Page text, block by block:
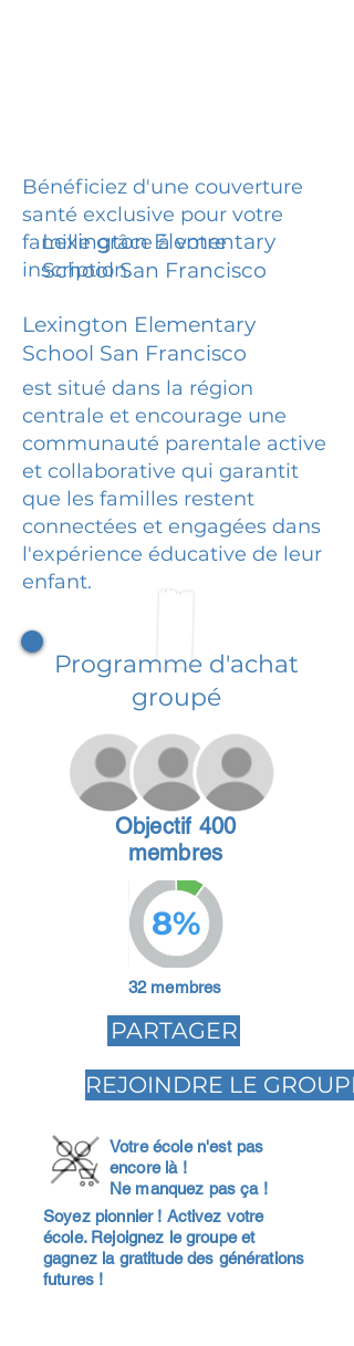
Bénéficiez d'une couverture
santé exclusive pour votre
famille grâce à votre
inscription.
Lexington Elementary
School San Francisco
Lexington Elementary
School San Francisco
est situé dans la région
centrale et encourage une
communauté parentale active
et collaborative qui garantit
que les familles restent
connectées et engagées dans
l'expérience éducative de leur
enfant.
Programme d'achat
groupé
Objectif 400
membres
8%
32 membres
PARTAGER
REJOINDRE LE GROUPE
Votre école n'est pas
encore là !
Ne manquez pas ça !
Soyez pionnier ! Activez votre
école. Rejoignez le groupe et
gagnez la gratitude des générations
futures !